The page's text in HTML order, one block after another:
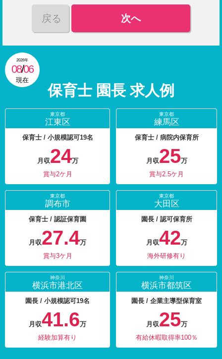
戻る 次へ
2026年
08/06
現在
保育士 園長 求人例
東京都
江東区
保育士 / 小規模認可19名
月収24万
賞与2ケ月
東京都
練馬区
保育士 / 病院内保育所
月収25万
賞与2.5ケ月
東京都
調布市
保育士 / 認証保育園
月収27.4万
賞与3ケ月
東京都
大田区
園長 / 認可保育所
月収42万
海外研修有り
神奈川
横浜市港北区
園長 / 小規模認可19名
月収41.6万
経験加算有り
神奈川
横浜市都筑区
園長 / 企業主導型保育室
月収25万
有給休暇取得率100％